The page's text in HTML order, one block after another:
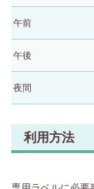
午前
午後
夜間
利用方法